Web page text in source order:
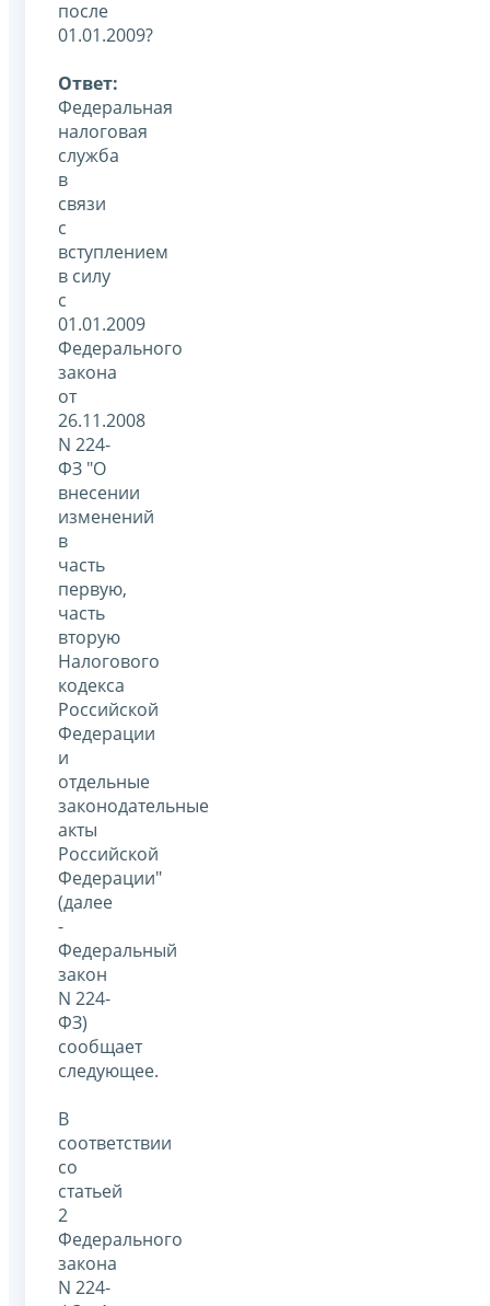
после
01.01.2009?
Ответ:
Федеральная
налоговая
служба
в
связи
с
вступлением
в силу
с
01.01.2009
Федерального
закона
от
26.11.2008
N 224-
ФЗ "О
внесении
изменений
в
часть
первую,
часть
вторую
Налогового
кодекса
Российской
Федерации
и
отдельные
законодательные
акты
Российской
Федерации"
(далее
-
Федеральный
закон
N 224-
ФЗ)
сообщает
следующее.
В
соответствии
со
статьей
2
Федерального
закона
N 224-